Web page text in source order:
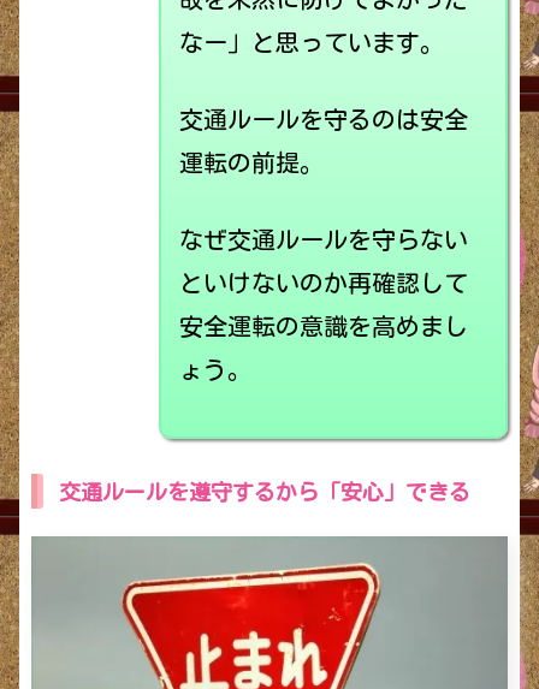
なー」と思っています。
交通ルールを守るのは安全
運転の前提。
なぜ交通ルールを守らない
といけないのか再確認して
安全運転の意識を高めまし
ょう。
交通ルールを遵守するから「安心」できる